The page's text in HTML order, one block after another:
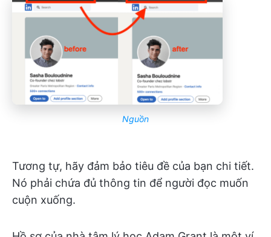
Nguồn
Tương tự, hãy đảm bảo tiêu đề của bạn chi tiết.
Nó phải chứa đủ thông tin để người đọc muốn
cuộn xuống.